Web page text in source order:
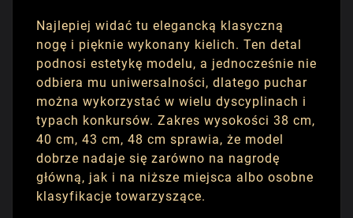
Najlepiej widać tu elegancką klasyczną
nogę i pięknie wykonany kielich. Ten detal
podnosi estetykę modelu, a jednocześnie nie
odbiera mu uniwersalności, dlatego puchar
można wykorzystać w wielu dyscyplinach i
typach konkursów. Zakres wysokości 38 cm,
40 cm, 43 cm, 48 cm sprawia, że model
dobrze nadaje się zarówno na nagrodę
główną, jak i na niższe miejsca albo osobne
klasyfikacje towarzyszące.